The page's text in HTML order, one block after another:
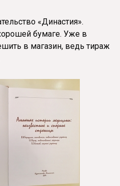
«Династия».
бумаге. Уже в
в магазин, ведь тираж